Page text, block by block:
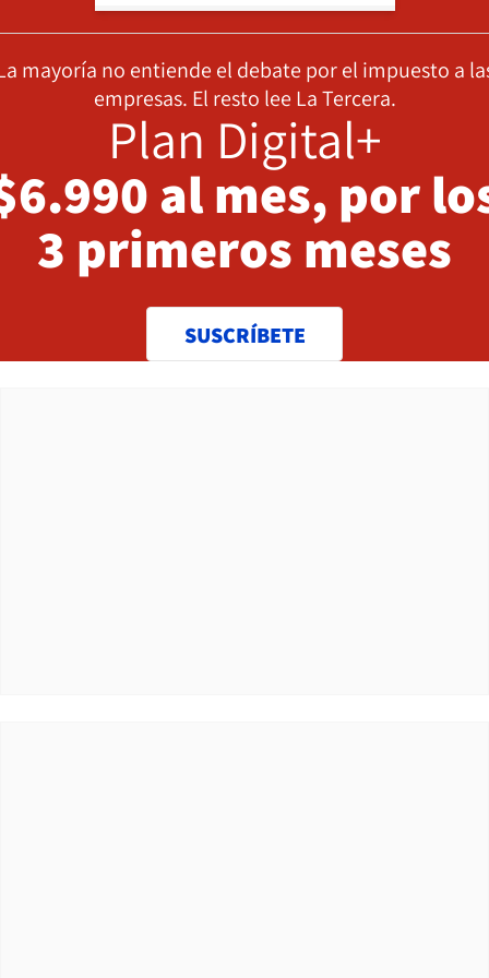
mayoría no entiende el debate por el impuesto a
empresas. El resto lee La Tercera.
Plan Digital+
al mes, por
3 primeros meses
SUSCRÍBETE